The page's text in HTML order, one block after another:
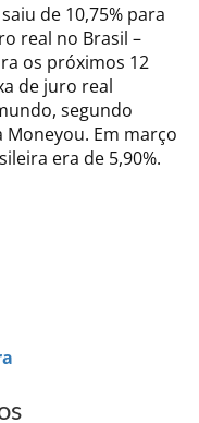
de 10,75% para
real no Brasil –
os próximos 12
de juro real
segundo
Em março
era de 5,90%.